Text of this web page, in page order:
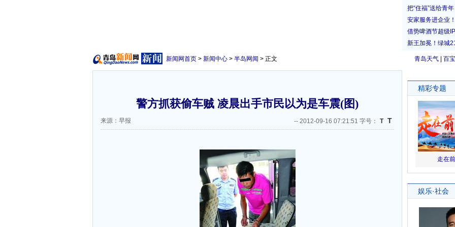
青岛天气 百
新闻网首页 > 新闻中心 > 半岛网闻 > 正文
警方抓获偷车贼 凌晨出手市民以为是车震(图)
来源：早报 -- 2012-09-16 07:21:51 字号： T T